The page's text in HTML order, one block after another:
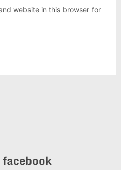
website in this browser for